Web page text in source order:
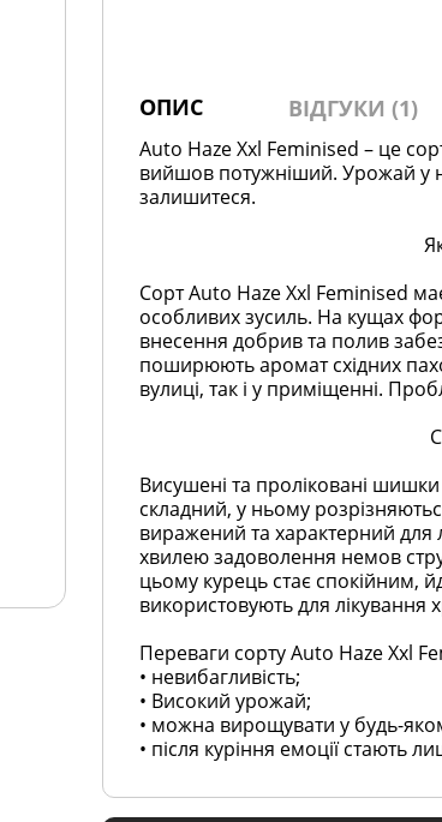
ОПИС ВІДГУКИ (1)
Auto Haze Xxl Feminised – це
вийшов потужніший. Урожай у
залишитеся.
Сорт Auto Haze Xxl Feminised
особливих зусиль. На кущах
внесення добрив та полив
поширюють аромат східних
вулиці, так і у приміщенні.
Висушені та проліковані
складний, у ньому
виражений та характерний для
хвилею задоволення немов
цьому курець стає спокійним,
використовують для лікування
Переваги сорту Auto Haze Xxl
• невибагливість;
• Високий урожай;
• можна вирощувати у будь-
• після куріння емоції стають